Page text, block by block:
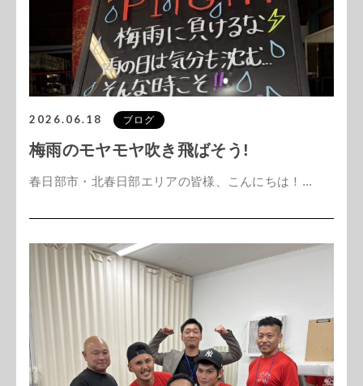
2026.06.18 ブログ
梅雨のモヤモヤ吹き飛ばそう!
春日部市・北春日部エリアの皆様、こんにちは！...